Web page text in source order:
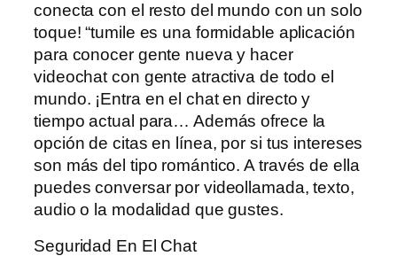
conecta con el resto del mundo con un solo
toque! “tumile es una formidable aplicación
para conocer gente nueva y hacer
videochat con gente atractiva de todo el
mundo. ¡Entra en el chat en directo y
tiempo actual para… Además ofrece la
opción de citas en línea, por si tus intereses
son más del tipo romántico. A través de ella
puedes conversar por videollamada, texto,
audio o la modalidad que gustes.
Seguridad En El Chat